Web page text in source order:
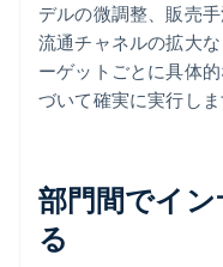
デルの微調整、販売
流通チャネルの拡大
ーゲットごとに具体
づいて確実に実行しま
部門間でイ
る